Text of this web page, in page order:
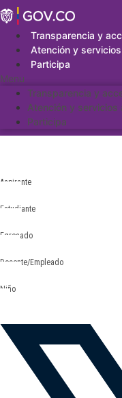
Saltar
al
contenidoTransparencia y
Atención y
Participa
Menu
Transparencia y
Atención y servicios
Participa
Aspirante
Estudiante
Egresado
Docente/Empleado
Niño